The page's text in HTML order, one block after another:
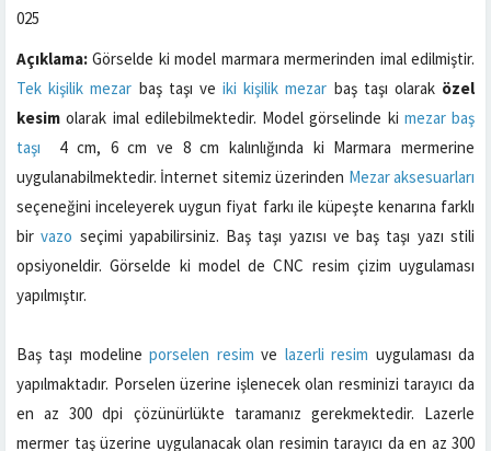
025
Açıklama: Görselde ki model marmara mermerinden imal edilmiştir.
Tek kişilik mezar baş taşı veiki kişilik mezar baş taşı olarak özel
kesim olarak imal edilebilmektedir. Model görselinde ki mezar baş
taşı 4 cm, 6 cm ve 8 cm kalınlığında ki Marmara mermerine
uygulanabilmektedir. İnternet sitemiz üzerinden Mezar aksesuarları
seçeneğini inceleyerek uygun fiyat farkı ile küpeşte kenarına farklı
birvazo seçimi yapabilirsiniz. Baş taşı yazısı ve baş taşı yazı stili
opsiyoneldir. Görselde ki model de CNC resim çizim uygulaması
yapılmıştır.
Baş taşı modelineporselen resim ve lazerli resim uygulaması da
yapılmaktadır. Porselen üzerine işlenecek olan resminizi tarayıcı da
en az 300 dpi çözünürlükte taramanız gerekmektedir. Lazerle
mermer taş üzerine uygulanacak olan resimin tarayıcı da en az 300